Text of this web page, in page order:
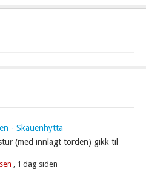
- Skauenhytta
(med innlagt torden) gikk til
1 dag siden